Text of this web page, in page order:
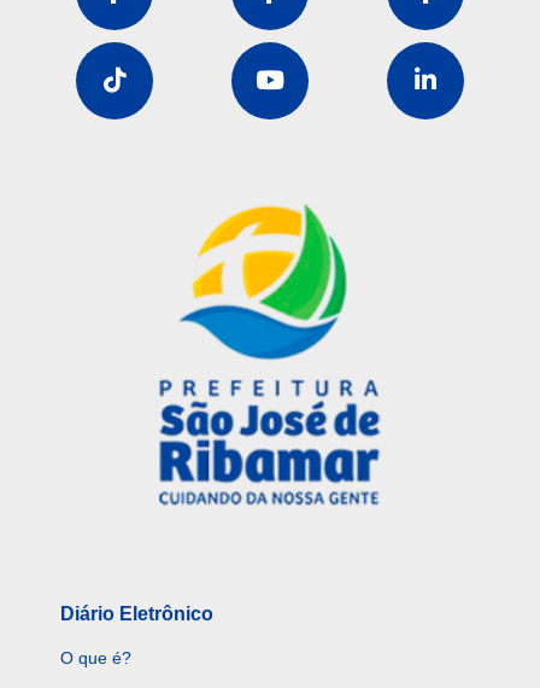
Diário Eletrônico
O que é?